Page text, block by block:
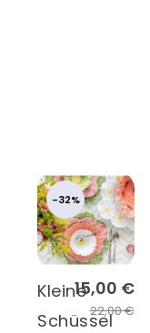
-32%
15,00 €
22,00 €
Kleine
Schüssel